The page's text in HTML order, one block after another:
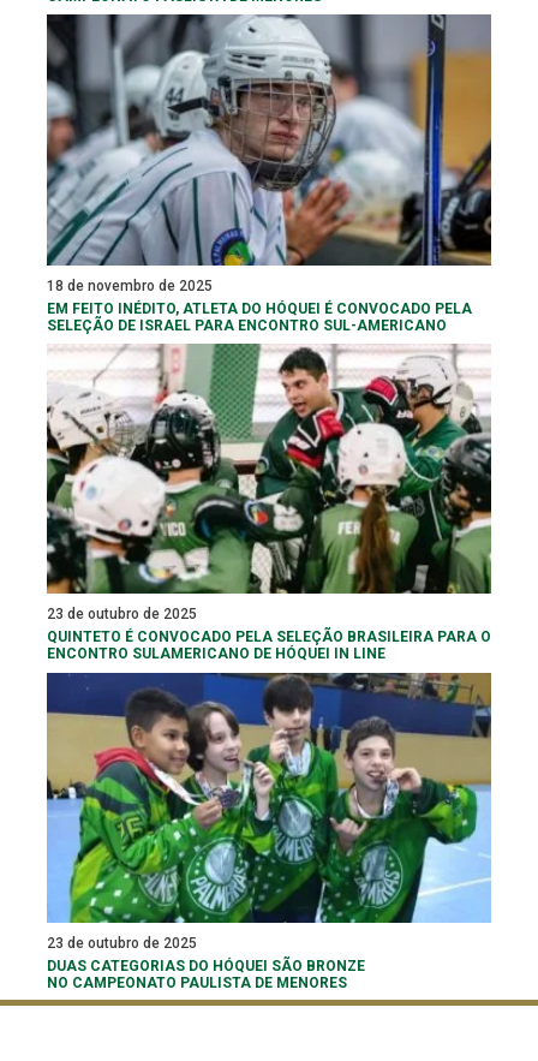
18 de novembro de 2025
EM FEITO INÉDITO, ATLETA DO HÓQUEI É CONVOCADO PELA
SELEÇÃO DE ISRAEL PARA ENCONTRO SUL-AMERICANO
23 de outubro de 2025
QUINTETO É CONVOCADO PELA SELEÇÃO BRASILEIRA PARA O
ENCONTRO SULAMERICANO DE HÓQUEI IN LINE
23 de outubro de 2025
DUAS CATEGORIAS DO HÓQUEI SÃO BRONZE
NO CAMPEONATO PAULISTA DE MENORES